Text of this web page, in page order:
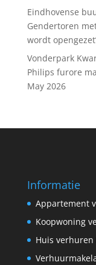
Eindhovense
Gendertoren
wordt
Vonderpark
Philips furore
May 2026
Informatie
Appartement
Koopwoning
Huis verhuren